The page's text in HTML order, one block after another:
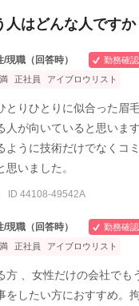
人はどんな人ですか
現職（回答時）
勤務確
正社員 アイブロウリスト
とりひとりに似合った眉
人が向いていると思いま
ように技術だけでなくコ
いました。
ID 44108-49542A
現職（回答時）
勤務確
正社員 アイブロウリスト
方 、女性だけの会社でも
をしたい方におすすめ。